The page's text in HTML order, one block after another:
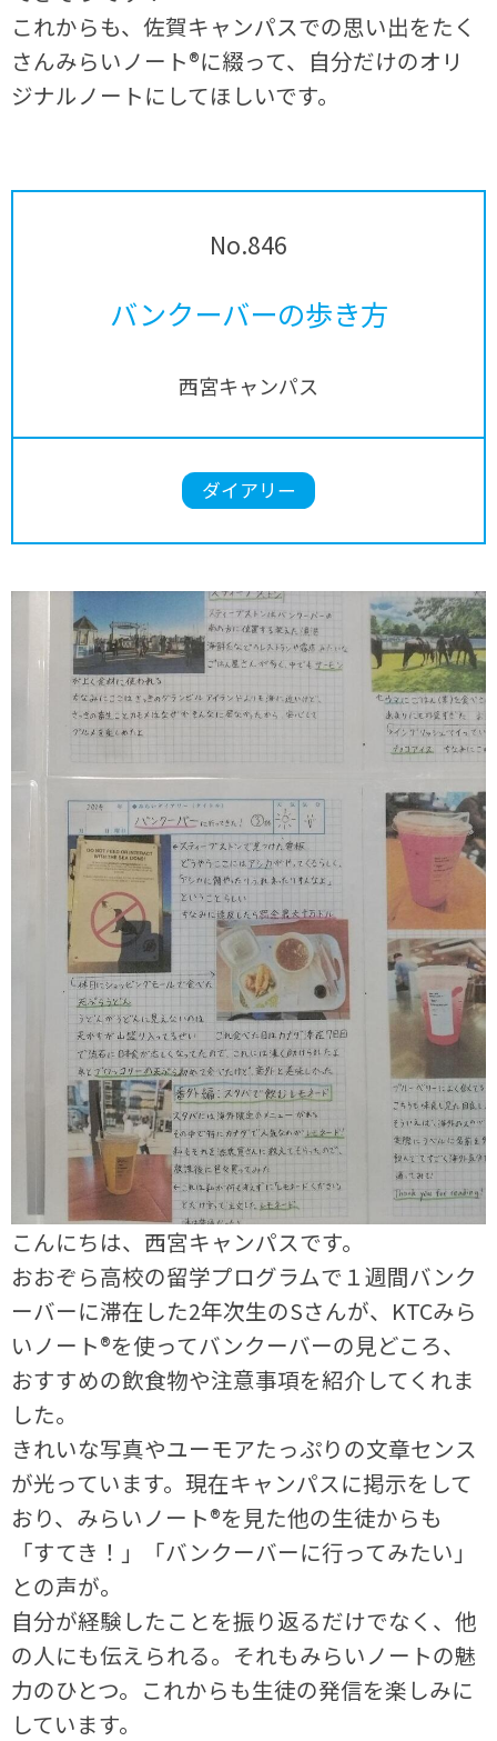
これからも、佐賀キャンパスでの思い出をたく
さんみらいノート®に綴って、自分だけのオリ
ジナルノートにしてほしいです。
No.846
バンクーバーの歩き方
西宮キャンパス
ダイアリー
こんにちは、西宮キャンパスです。
おおぞら高校の留学プログラムで１週間バンク
ーバーに滞在した2年次生のSさんが、KTCみら
いノート®を使ってバンクーバーの見どころ、
おすすめの飲食物や注意事項を紹介してくれま
した。
きれいな写真やユーモアたっぷりの文章センス
が光っています。現在キャンパスに掲示をして
おり、みらいノート®を見た他の生徒からも
「すてき！」「バンクーバーに行ってみたい」
との声が。
自分が経験したことを振り返るだけでなく、他
の人にも伝えられる。それもみらいノートの魅
力のひとつ。これからも生徒の発信を楽しみに
しています。